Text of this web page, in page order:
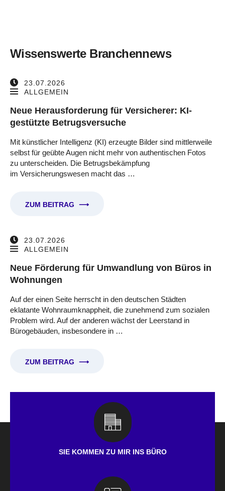
Wissenswerte Branchennews
23.07.2026
ALLGEMEIN
Neue Herausforderung für Versicherer: KI-
gestützte Betrugsversuche
Mit künstlicher Intelligenz (KI) erzeugte Bilder sind mittlerweile
selbst für geübte Augen nicht mehr von authentischen Fotos
zu unterscheiden. Die Betrugsbekämpfung
im Versicherungswesen macht das …
ZUM BEITRAG ⟶
23.07.2026
ALLGEMEIN
Neue Förderung für Umwandlung von Büros in
Wohnungen
Auf der einen Seite herrscht in den deutschen Städten
eklatante Wohnraumknappheit, die zunehmend zum sozialen
Problem wird. Auf der anderen wächst der Leerstand in
Bürogebäuden, insbesondere in …
ZUM BEITRAG ⟶
SIE KOMMEN ZU MIR INS BÜRO